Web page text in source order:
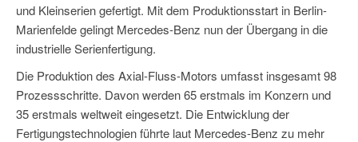
und Kleinserien gefertigt. Mit dem Produktionsstart in Berlin-
Marienfelde gelingt Mercedes-Benz nun der Übergang in die
industrielle Serienfertigung.
Die Produktion des Axial-Fluss-Motors umfasst insgesamt 98
Prozessschritte. Davon werden 65 erstmals im Konzern und
35 erstmals weltweit eingesetzt. Die Entwicklung der
Fertigungstechnologien führte laut Mercedes-Benz zu mehr